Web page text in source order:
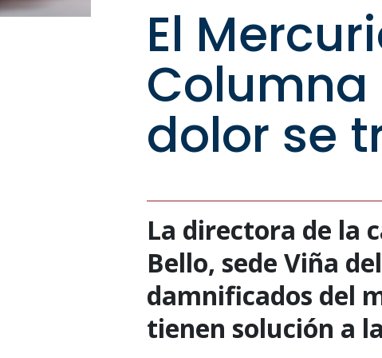
El
dolor se
La directora de la
Bello, sede Viña
damnificados del
tienen solución a